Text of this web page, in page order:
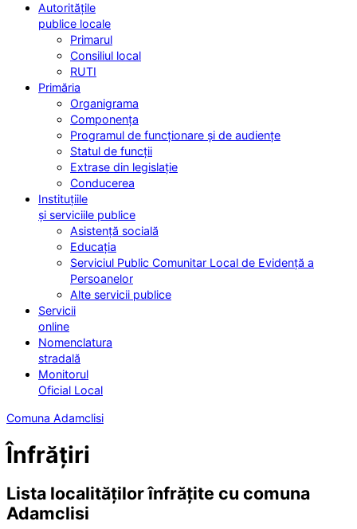
Autoritățile
publice locale
Primarul
Consiliul local
RUTI
Primăria
Organigrama
Componența
Programul de funcționare și de audiențe
Statul de funcții
Extrase din legislație
Conducerea
Instituțiile
și serviciile publice
Asistență socială
Educația
Serviciul Public Comunitar Local de Evidență a
Persoanelor
Alte servicii publice
Servicii
online
Nomenclatura
stradală
Monitorul
Oficial Local
Comuna Adamclisi
Înfrățiri
Lista localităților înfrățite cu comuna
Adamclisi